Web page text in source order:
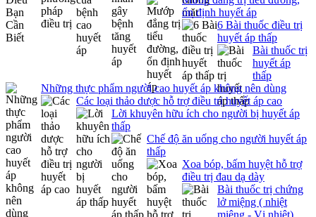
ổn định huyết áp
6 Bài thuốc điều trị
huyết áp thấp
Bài thuốc trị
huyết áp
thấp
Những thực phẩm người cao huyết áp không nên dùng
Các loại thảo dược hỗ trợ điều trị huyết áp cao
Lời khuyên hữu ích cho người bị huyết áp
thấp
Chế độ ăn uống cho người huyết áp
thấp
Xoa bóp, bấm huyệt hỗ trợ
điều trị đau dạ dày
Bài thuốc trị chứng
lở miệng ( nhiệt
miệng - Vị nhiệt)